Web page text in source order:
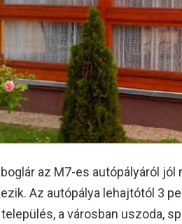
az M7-es autópályáról
Az autópálya lehajtótól 3
a városban uszoda,